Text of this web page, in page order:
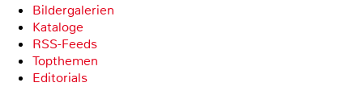
Bildergalerien
Kataloge
RSS-Feeds
Topthemen
Editorials